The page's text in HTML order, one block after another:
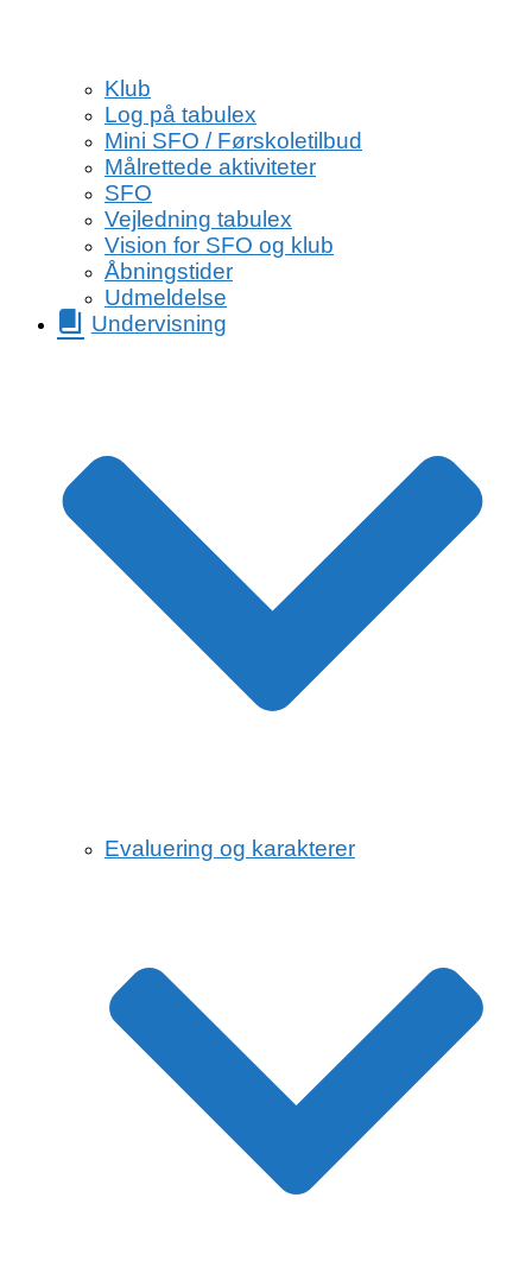
Klub
Log på tabulex
Mini SFO / Førskoletilbud
Målrettede aktiviteter
SFO
Vejledning tabulex
Vision for SFO og klub
Åbningstider
Udmeldelse
Undervisning
Evaluering og karakterer